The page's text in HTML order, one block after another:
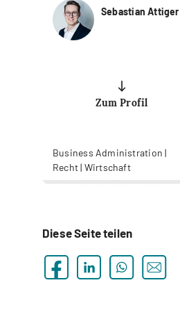
Sebastian Attiger
Zum Profil
Business Administration |
Recht | Wirtschaft
Diese Seite teilen